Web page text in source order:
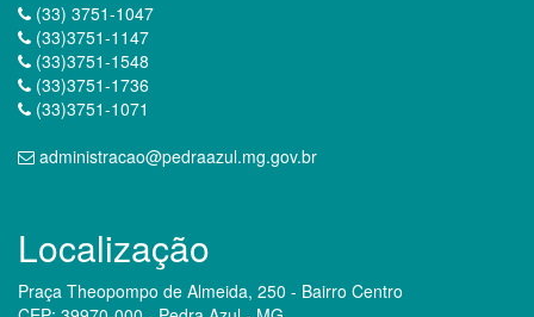
(33) 3751-1047
(33)3751-1147
(33)3751-1548
(33)3751-1736
(33)3751-1071
administracao@pedraazul.mg.gov.br
Localização
Praça Theopompo de Almeida, 250 - Bairro Centro